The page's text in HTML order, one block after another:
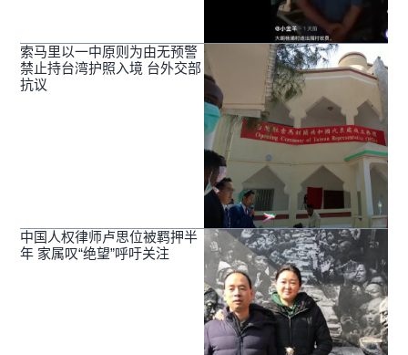
索马里以一中原则为由无预警
禁止持台湾护照入境 台外交部
抗议
中国人权律师卢思位被羁押半
年 家属叹“绝望”呼吁关注